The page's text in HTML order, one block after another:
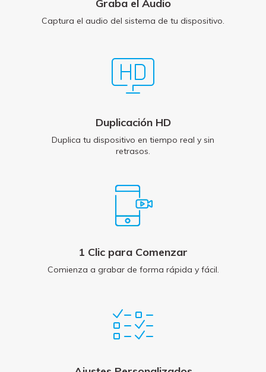
Graba el Audio
Captura el audio del sistema de tu dispositivo.
Duplicación HD
Duplica tu dispositivo en tiempo real y sin
retrasos.
1 Clic para Comenzar
Comienza a grabar de forma rápida y fácil.